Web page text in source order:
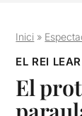
Inici »
EL REI LEAR
El